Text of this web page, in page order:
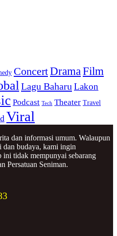
ConcertDrama Film
Lagu Baharu Lakon
Podcast Tech Theater Travel
Viral
dan informasi umum. Walaupun
dan budaya, kami ingin
ini tidak mempunyai sebarang
Persatuan Seniman.